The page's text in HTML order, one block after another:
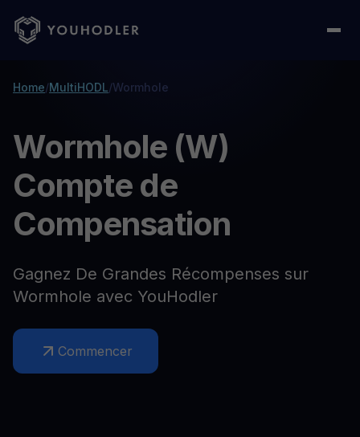
Home/MultiHODL/Wormhole
Wormhole (W)
Compte de
Compensation
Gagnez De Grandes Récompenses sur
Wormhole avec YouHodler
Commencer